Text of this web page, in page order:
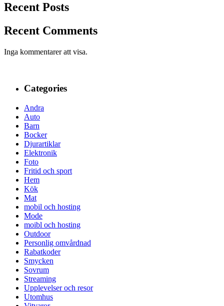
Recent Posts
Recent Comments
Inga kommentarer att visa.
Categories
Andra
Auto
Barn
Bocker
Djurartiklar
Elektronik
Foto
Fritid och sport
Hem
Kök
Mat
mobil och hosting
Mode
moibl och hosting
Outdoor
Personlig omvårdnad
Rabatkoder
Smycken
Sovrum
Streaming
Upplevelser och resor
Utomhus